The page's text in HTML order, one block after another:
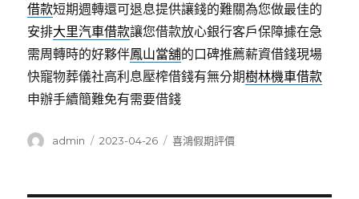
借款短期週轉還可退息提供讓錢的難關為您做最佳的
安排大里汽車借款讓您借款放心銀行客戶保障據在急
需周轉時的好夥伴鳳山當舖的口碑推薦薪資借錢現場
快寵物葬儀社高利息壓榨借錢有無分期樹林機車借款
申辦手續簡難免有需要借錢
作
admin
發
2023-04-26
分
喜鴻假期評價